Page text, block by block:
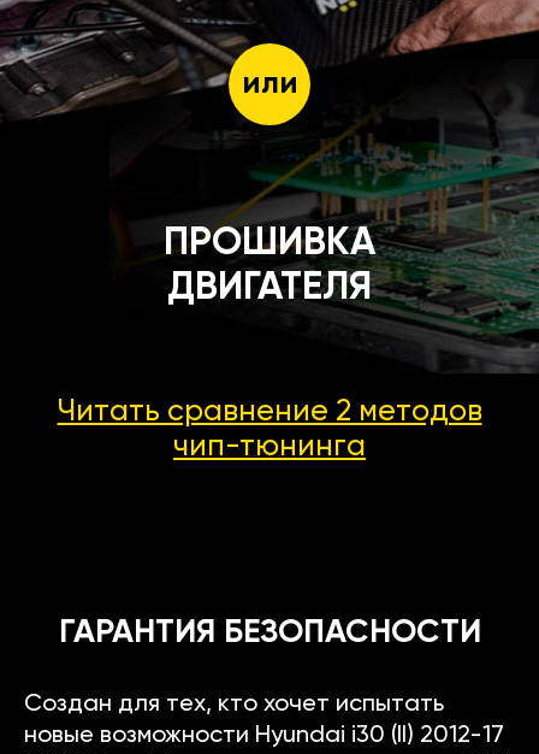
или
ПРОШИВКА
ДВИГАТЕЛЯ
Читать сравнение 2 методов
чип-тюнинга
ГАРАНТИЯ БЕЗОПАСНОСТИ
Создан для тех, кто хочет испытать
новые возможности Hyundai i30 (II) 2012-17